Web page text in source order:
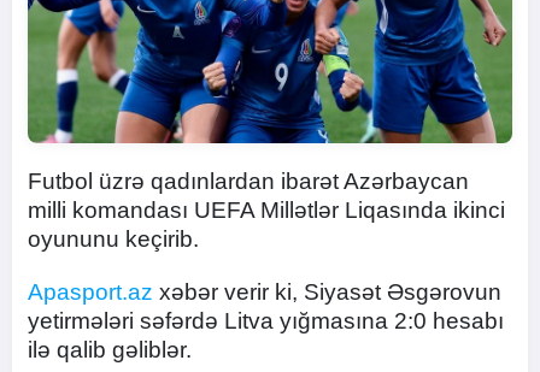
Futbol üzrə qadınlardan ibarət Azərbaycan
milli komandası UEFA Millətlər Liqasında ikinci
oyununu keçirib.
Apasport.az xəbər verir ki, Siyasət Əsgərovun
yetirmələri səfərdə Litva yığmasına 2:0 hesabı
ilə qalib gəliblər.